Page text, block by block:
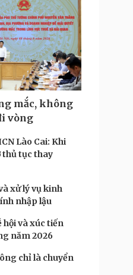
mắc, không
vòng
Lào Cai: Khi
thủ tục thay
xử lý vụ kinh
nhập lậu
hội và xúc tiến
năm 2026
chỉ là chuyển